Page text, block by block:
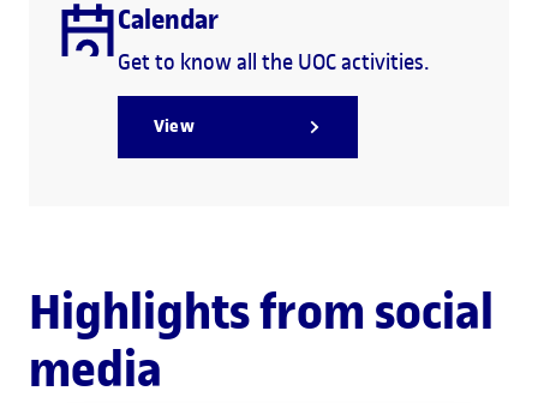
Calendar
Get to know all the UOC activities.
View
Highlights from social
media